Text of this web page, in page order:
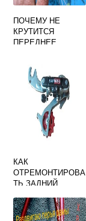
ПОЧЕМУ НЕ
КРУТИТСЯ
ПЕРЕДНЕЕ
КАК
ОТРЕМОНТИРОВА
ТЬ ЗАДНИЙ
СКОРОСТЕЙ НА
ВЕЛОСИПЕДЕ